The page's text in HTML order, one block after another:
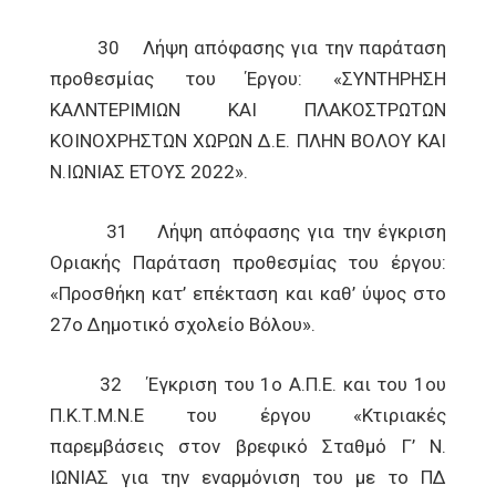
30 Λήψη απόφασης για την παράταση
προθεσμίας του Έργου: «ΣΥΝΤΗΡΗΣΗ
ΚΑΛΝΤΕΡΙΜΙΩΝ ΚΑΙ ΠΛΑΚΟΣΤΡΩΤΩΝ
ΚΟΙΝΟΧΡΗΣΤΩΝ ΧΩΡΩΝ Δ.Ε. ΠΛΗΝ ΒΟΛΟΥ ΚΑΙ
Ν.ΙΩΝΙΑΣ ΕΤΟΥΣ 2022».
31 Λήψη απόφασης για την έγκριση
Οριακής Παράταση προθεσμίας του έργου:
«Προσθήκη κατ’ επέκταση και καθ’ ύψος στο
27ο Δημοτικό σχολείο Βόλου».
32 Έγκριση του 1ο Α.Π.Ε. και του 1ου
Π.Κ.Τ.Μ.Ν.Ε του έργου «Κτιριακές
παρεμβάσεις στον βρεφικό Σταθμό Γ’ Ν.
ΙΩΝΙΑΣ για την εναρμόνιση του με το ΠΔ